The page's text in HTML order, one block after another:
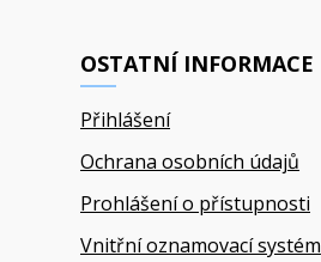
OSTATNÍ INFORMACE
Přihlášení
Ochrana osobních údajů
Prohlášení o přístupnosti
Vnitřní oznamovací systém